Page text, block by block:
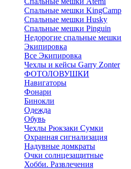
Спальные мешки KingCamp
Спальные мешки Husky
Спальные мешки Pinguin
Недорогие спальные мешки
Экипировка
Все Экипировка
Чехлы и кейсы Garry Zonter
ФОТОЛОВУШКИ
Навигаторы
Фонари
Бинокли
Одежда
Обувь
Чехлы Рюкзаки Сумки
Охранная сигнализация
Надувные домкраты
Очки солнцезащитные
Хобби. Развлечения